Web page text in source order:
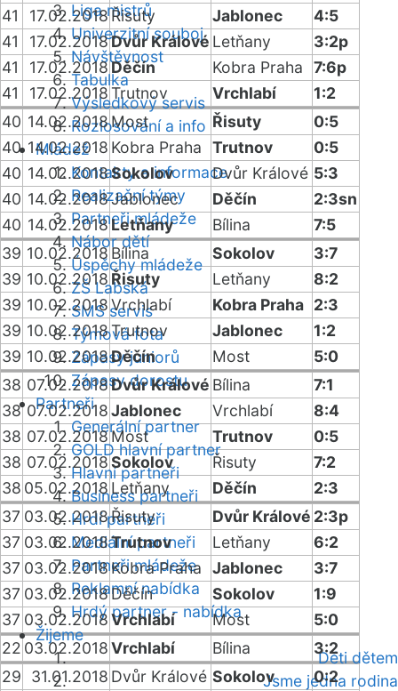
Liga mistrů
Univerzitní souboj
Návštěvnost
Tabulka
Výsledkový servis
Rozlosování a info
Mládež
Kontakty a informace
Realizační týmy
Partneři mládeže
Nábor dětí
Úspěchy mládeže
ZŠ Labská
SMS servis
Týmová fota
Zápasy juniorů
Zápasy dorostu
Partneři
Generální partner
GOLD hlavní partner
Hlavní partneři
Business partneři
Hrdí partneři
Mediální partneři
Partneři mládeže
Reklamní nabídka
Hrdý partner - nabídka
Žijeme
Děti dětem
Jsme jedna rodina
41
17.02.2018Řisuty Jablonec
4:5
41
17.02.2018Dvůr Králové Letňany
3:2p
41
17.02.2018Děčín Kobra Praha
7:6p
41
17.02.2018Trutnov Vrchlabí
1:2
40 14.02.2018Most Řisuty
0:5
40 14.02.2018 Kobra Praha Trutnov
0:5
40 14.02.2018Sokolov Dvůr Králové 5:3
40 14.02.2018Jablonec Děčín
2:3sn
40 14.02.2018 Letňany Bílina
7:5
39 10.02.2018Bílina Sokolov
3:7
39 10.02.2018 Řisuty Letňany
8:2
39 10.02.2018Vrchlabí Kobra Praha 2:3
39 10.02.2018Trutnov Jablonec
1:2
39 10.02.2018Děčín Most
5:0
38 07.02.2018Dvůr Králové Bílina
7:1
38 07.02.2018Jablonec Vrchlabí
8:4
38 07.02.2018Most Trutnov
0:5
38 07.02.2018Sokolov Řisuty
7:2
38 05.02.2018 Letňany Děčín
2:3
37 03.02.2018Řisuty Dvůr Králové 2:3p
37 03.02.2018Trutnov Letňany
6:2
37 03.02.2018Kobra Praha Jablonec
3:7
37 03.02.2018Děčín Sokolov
1:9
37 03.02.2018Vrchlabí Most
5:0
22 03.02.2018Vrchlabí Bílina
3:2
29
31.01.2018 Dvůr Králové Sokolov
0:2